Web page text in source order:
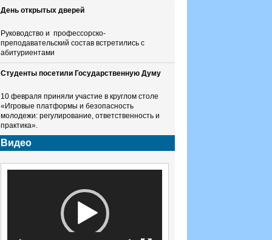
День открытых дверей
Руководство и профессорско-
преподавательский состав встретились с
абитуриентами
Студенты посетили Государственную Думу
10 февраля приняли участие в круглом столе
«Игровые платформы и безопасность
молодежи: регулирование, ответственность и
практика».
Видео